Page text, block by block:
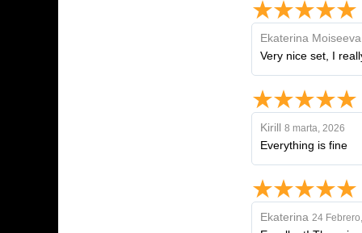
Ekaterina Moiseeva
Very nice set, I
Kirill 8 marta, 2026
Everything is fine
Ekaterina 24